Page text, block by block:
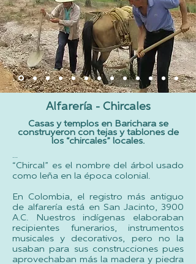
Alfarería - Chircales
Casas y templos en Barichara se
construyeron con tejas y tablones de
los “chircales” locales.
...​
“Chircal” es el nombre del árbol usado
como leña en la época colonial.
En Colombia, el registro más antiguo
de alfarería está en San Jacinto, 3900
A.C. Nuestros indígenas elaboraban
recipientes funerarios, instrumentos
musicales y decorativos, pero no la
usaban para sus construcciones pues
aprovechaban más la madera y piedra